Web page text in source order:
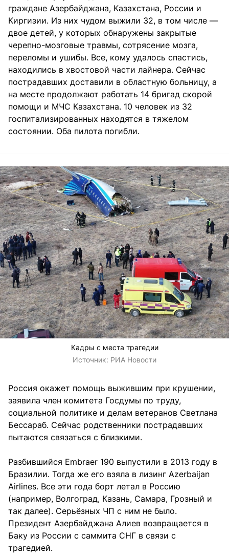
граждане Азербайджана, Казахстана, России и
Киргизии. Из них чудом выжили 32, в том числе —
двое детей, у которых обнаружены закрытые
черепно-мозговые травмы, сотрясение мозга,
переломы и ушибы. Все, кому удалось спастись,
находились в хвостовой части лайнера. Сейчас
пострадавших доставили в областную больницу, а
на месте продолжают работать 14 бригад скорой
помощи и МЧС Казахстана. 10 человек из 32
госпитализированных находятся в тяжелом
состоянии. Оба пилота погибли.
Кадры с места трагедии
Источник: РИА Новости
Россия окажет помощь выжившим при крушении,
заявила член комитета Госдумы по труду,
социальной политике и делам ветеранов Светлана
Бессараб. Сейчас родственники пострадавших
пытаются связаться с близкими.
Разбившийся Embraer 190 выпустили в 2013 году в
Бразилии. Тогда же его взяла в лизинг Azerbaijan
Airlines. Все эти года борт летал в Россию
(например, Волгоград, Казань, Самара, Грозный и
так далее). Серьёзных ЧП с ним не было.
Президент Азербайджана Алиев возвращается в
Баку из России с саммита СНГ в связи с
трагедией.